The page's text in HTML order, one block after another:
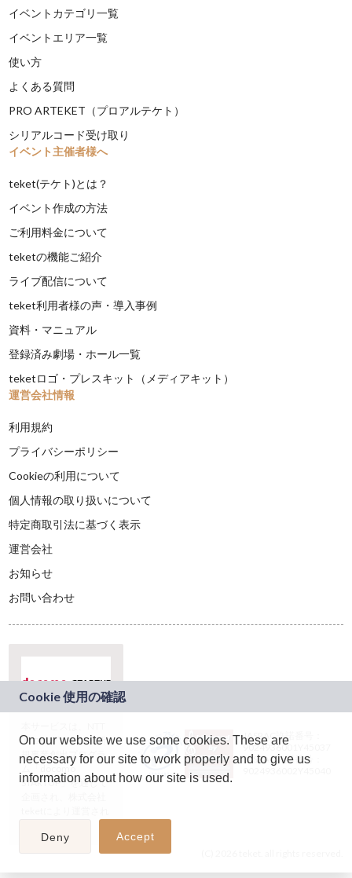
イベントカテゴリ一覧
イベントエリア一覧
使い方
よくある質問
PRO ARTEKET（プロアルテケト）
シリアルコード受け取り
イベント主催者様へ
teket(テケト)とは？
イベント作成の方法
ご利用料金について
teketの機能ご紹介
ライブ配信について
teket利用者様の声・導入事例
資料・マニュアル
登録済み劇場・ホール一覧
teketロゴ・プレスキット（メディアキット）
運営会社情報
利用規約
プライバシーポリシー
Cookieの利用について
個人情報の取り扱いについて
特定商取引法に基づく表示
運営会社
お知らせ
お問い合わせ
ドコモグループの新
規事業創出プログラ
ム「docomo
STARTUP」を通じて
JASRAC許諾番号：
9024936001Y45037
JASRAC許諾番号：
On our website we use some cookies. These are
necessary for our site to work properly and to give us
information about how our site is used.
Deny Accept